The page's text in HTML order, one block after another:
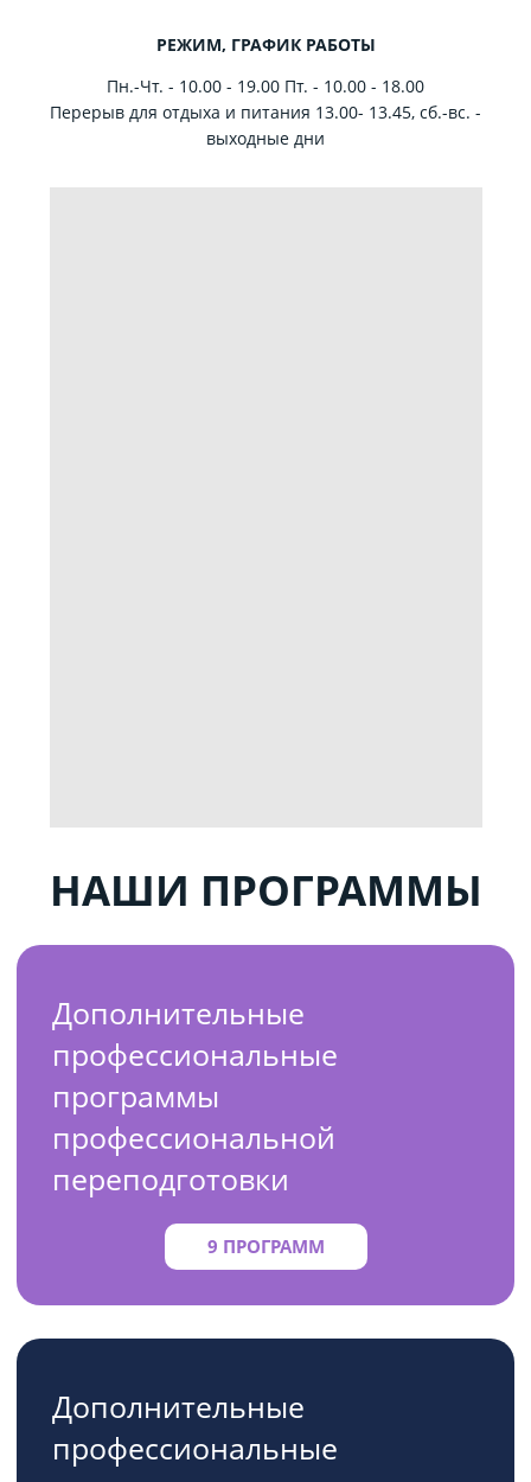
РЕЖИМ, ГРАФИК РАБОТЫ
Пн.-Чт. - 10.00 - 19.00 Пт. - 10.00 - 18.00
Перерыв для отдыха и питания 13.00- 13.45, сб.-вс. -
выходные дни
НАШИ ПРОГРАММЫ
Дополнительные
профессиональные
программы
профессиональной
переподготовки
9 ПРОГРАММ
Дополнительные
профессиональные